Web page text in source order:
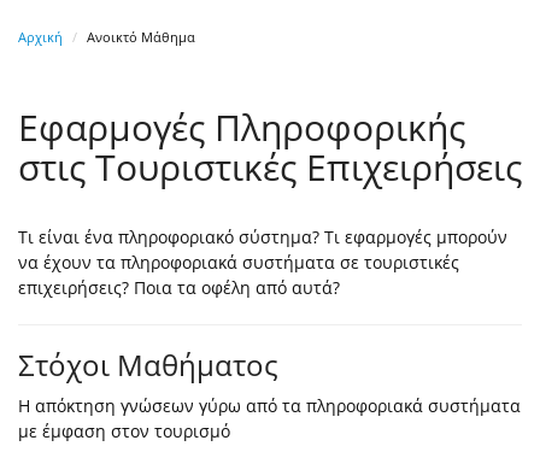
Αρχική Ανοικτό Μάθημα
Εφαρμογές Πληροφορικής
στις Τουριστικές Επιχειρήσεις
Τι είναι ένα πληροφοριακό σύστημα? Τι εφαρμογές μπορούν
να έχουν τα πληροφοριακά συστήματα σε τουριστικές
επιχειρήσεις? Ποια τα οφέλη από αυτά?
Στόχοι Μαθήματος
Η απόκτηση γνώσεων γύρω από τα πληροφοριακά συστήματα
με έμφαση στον τουρισμό